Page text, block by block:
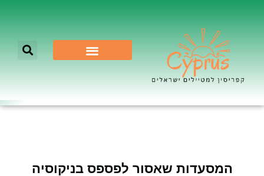
המסעדות שאסור לפספס בניקוסיה